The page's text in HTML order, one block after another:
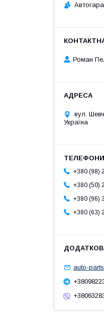
Роман
вул.
Україна
+380 (98)
+380 (50)
+380 (96)
+380 (63)
auto-